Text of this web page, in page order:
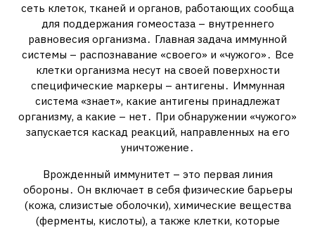
сеть клеток, тканей и органов, работающих сообща
для поддержания гомеостаза – внутреннего
равновесия организма․ Главная задача иммунной
системы – распознавание «своего» и «чужого»․ Все
клетки организма несут на своей поверхности
специфические маркеры – антигены․ Иммунная
система «знает», какие антигены принадлежат
организму, а какие – нет․ При обнаружении «чужого»
запускается каскад реакций, направленных на его
уничтожение․
Врожденный иммунитет – это первая линия
обороны․ Он включает в себя физические барьеры
(кожа, слизистые оболочки), химические вещества
(ферменты, кислоты), а также клетки, которые